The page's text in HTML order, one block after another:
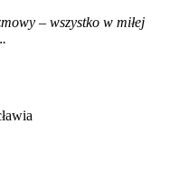
– wszystko w miłej
.